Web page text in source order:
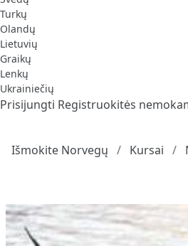
Turkų
Olandų
Lietuvių
Graikų
Lenkų
Ukrainiečių
Prisijungti Registruokitės
Išmokite Norvegų Kursai